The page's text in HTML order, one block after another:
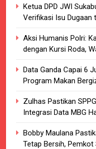
Ketua DPD JWI
Verifikasi Isu Dugaan
Aksi Humanis Polri:
dengan Kursi Roda,
Data Ganda Capai 6
Program Makan
Zulhas Pastikan
Integrasi Data MBG
Bobby Maulana
Tetap Bersih,